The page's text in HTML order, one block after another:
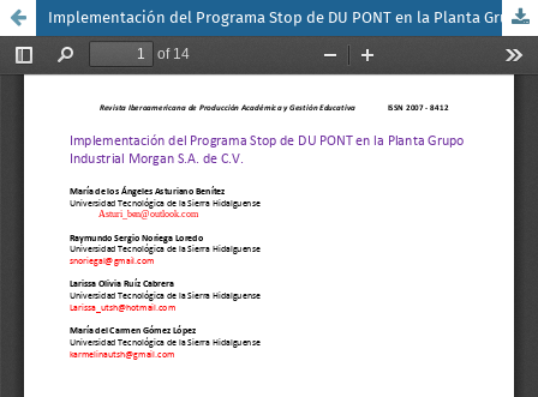
Implementación del Programa Stop de DU PONT en la Planta Grupo Industrial Morgan S.A. de C.V.